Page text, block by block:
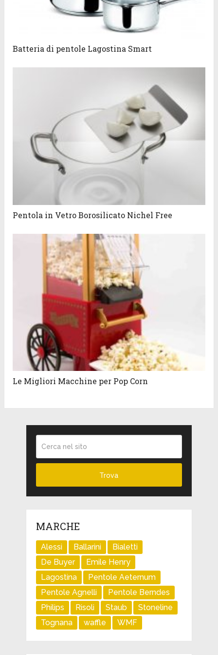
Batteria di pentole Lagostina Smart
Pentola in Vetro Borosilicato Nichel Free
Le Migliori Macchine per Pop Corn
MARCHE
Alessi Ballarini
Bialetti
De Buyer
Emile Henry
Lagostina
Pentole Aeternum
Pentole Agnelli
Pentole Berndes
Philips
Risoli Staub
Stoneline
Tognana
waffle WMF